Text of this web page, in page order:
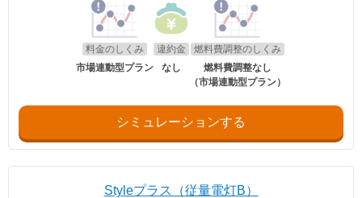
料金のしくみ
市場連動型プラン
違約金
なし
燃料費調整のしくみ
燃料費調整なし
（市場連動型プラン）
シミュレーションする
Styleプラス（従量電灯B）